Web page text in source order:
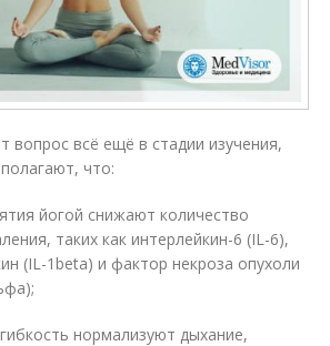
вопрос всё ещё в стадии изучения,
что:
йогой снижают количество
таких как интерлейкин-6 (IL-6),
(IL-1beta) и фактор некроза опухоли
нормализуют дыхание,